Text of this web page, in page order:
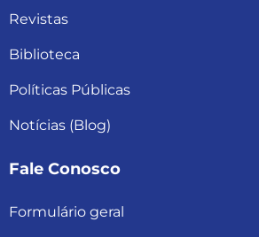
Revistas
Biblioteca
Políticas Públicas
Notícias (Blog)
Fale Conosco
Formulário geral